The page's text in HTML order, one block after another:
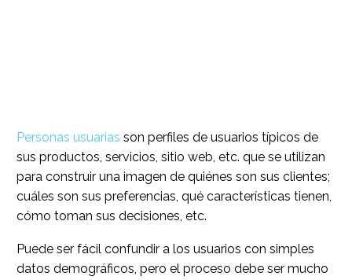
Personas usuarias son perfiles de usuarios típicos de
sus productos, servicios, sitio web, etc. que se utilizan
para construir una imagen de quiénes son sus clientes;
cuáles son sus preferencias, qué características tienen,
cómo toman sus decisiones, etc.
Puede ser fácil confundir a los usuarios con simples
datos demográficos, pero el proceso debe ser mucho